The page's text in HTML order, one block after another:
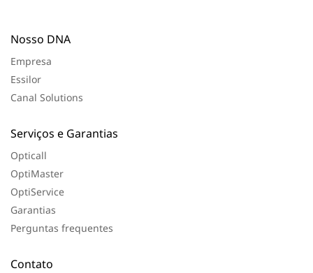
Nosso DNA
Empresa
Essilor
Canal Solutions
Serviços e Garantias
Opticall
OptiMaster
OptiService
Garantias
Perguntas frequentes
Contato